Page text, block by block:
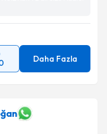
Daha Fazla